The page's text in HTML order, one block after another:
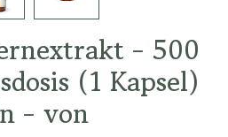
- 500
(1 Kapsel)
- von